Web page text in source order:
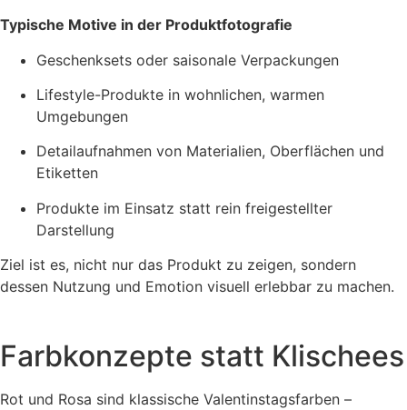
Typische Motive in der Produktfotografie
Geschenksets oder saisonale Verpackungen
Lifestyle-Produkte in wohnlichen, warmen
Umgebungen
Detailaufnahmen von Materialien, Oberflächen und
Etiketten
Produkte im Einsatz statt rein freigestellter
Darstellung
Ziel ist es, nicht nur das Produkt zu zeigen, sondern
dessen Nutzung und Emotion visuell erlebbar zu machen.
Farbkonzepte statt Klischees
Rot und Rosa sind klassische Valentinstagsfarben –